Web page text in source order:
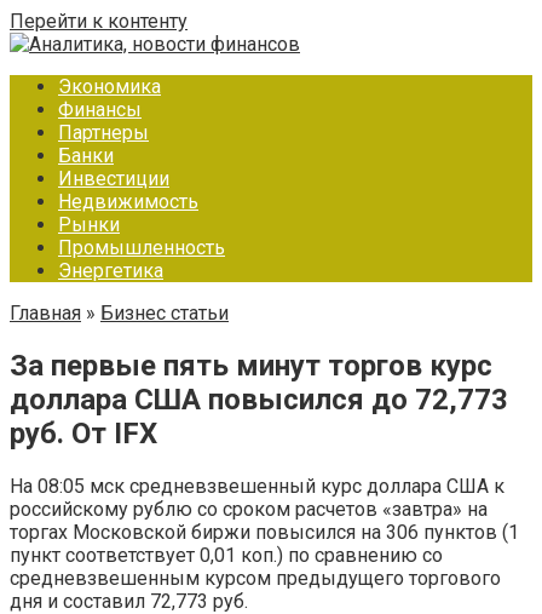
Перейти к контенту
Экономика
Финансы
Партнеры
Банки
Инвестиции
Недвижимость
Рынки
Промышленность
Энергетика
Главная » Бизнес статьи
За первые пять минут торгов курс
доллара США повысился до 72,773
руб. От IFX
На 08:05 мск средневзвешенный курс доллара США к
российскому рублю со сроком расчетов «завтра» на
торгах Московской биржи повысился на 306 пунктов (1
пункт соответствует 0,01 коп.) по сравнению со
средневзвешенным курсом предыдущего торгового
дня и составил 72,773 руб.